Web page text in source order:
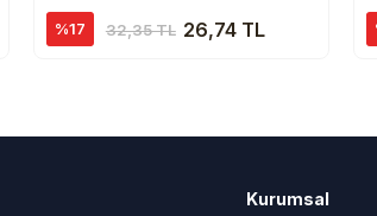
%17 32,35 TL 26,74 TL
Kurumsal